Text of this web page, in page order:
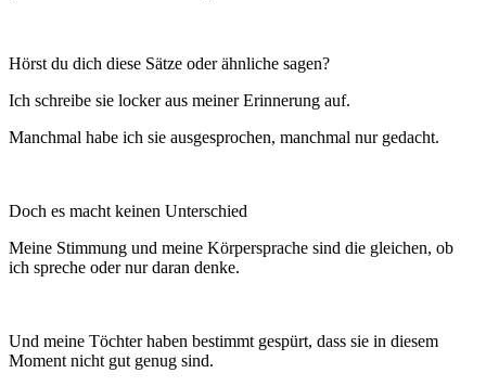
Hörst du dich diese Sätze oder ähnliche sagen?
Ich schreibe sie locker aus meiner Erinnerung auf.
Manchmal habe ich sie ausgesprochen, manchmal nur gedacht.
Doch es macht keinen Unterschied
Meine Stimmung und meine Körpersprache sind die gleichen, ob
ich spreche oder nur daran denke.
Und meine Töchter haben bestimmt gespürt, dass sie in diesem
Moment nicht gut genug sind.